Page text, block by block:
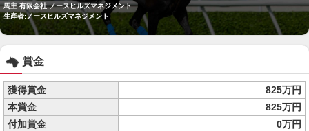
馬主:有限会社 ノースヒルズマネジメント
生産者:ノースヒルズマネジメント
賞金
獲得賞金
825万円
本賞金
825万円
付加賞金
0万円